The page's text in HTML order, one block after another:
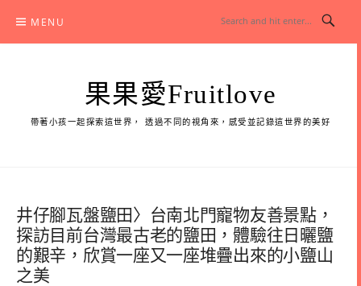
content
MENU
果果愛Fruitlove
帶著小孩一起探索這世界， 透過不同的視角來，感受並記錄這世界的美好
井仔腳瓦盤鹽田〉台南北門寵物友善景點，
探訪目前台灣最古老的鹽田，體驗往日曬鹽
的艱辛，欣賞一座又一座堆疊出來的小鹽山
之美